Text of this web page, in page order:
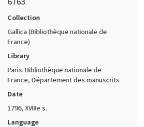
Collection
Gallica (Bibliothèque nationale de
France)
Library
Paris. Bibliothèque nationale de
France, Département des manuscrits
Date
1796, XVIIIe s.
Language